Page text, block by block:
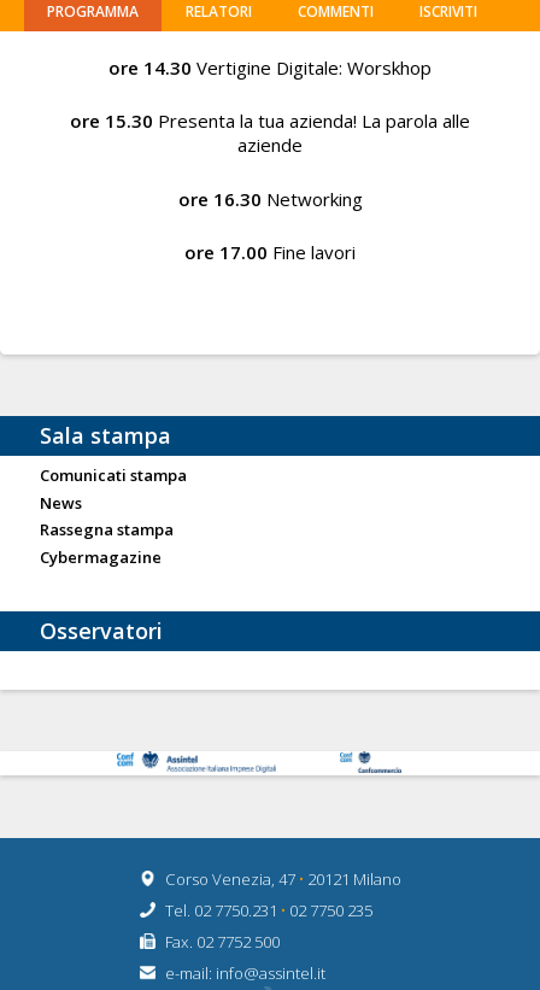
PROGRAMMA RELATORI COMMENTI ISCRIVITI
ore 14.30 Vertigine Digitale: Worskhop
ore 15.30 Presenta la tua azienda! La parola alle
aziende
ore 16.30 Networking
ore 17.00 Fine lavori
Sala stampa
Comunicati stampa
News
Rassegna stampa
Cybermagazine
Osservatori
Corso Venezia, 47 • 20121 Milano
Tel. 02 7750.231 • 02 7750 235
Fax. 02 7752 500
e-mail: info@assintel.it